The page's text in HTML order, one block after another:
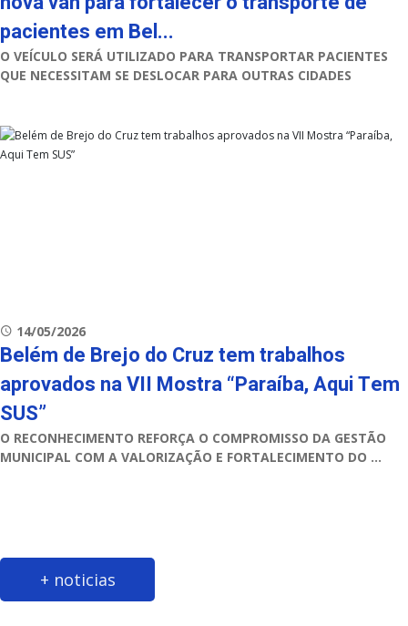
pacientes em Bel...
O VEÍCULO SERÁ UTILIZADO PARA TRANSPORTAR PACIENTES
QUE NECESSITAM SE DESLOCAR PARA OUTRAS CIDADES
14/05/2026
Belém de Brejo do Cruz tem trabalhos
aprovados na VII Mostra “Paraíba, Aqui Tem
SUS”
O RECONHECIMENTO REFORÇA O COMPROMISSO DA GESTÃO
MUNICIPAL COM A VALORIZAÇÃO E FORTALECIMENTO DO ...
+ noticias